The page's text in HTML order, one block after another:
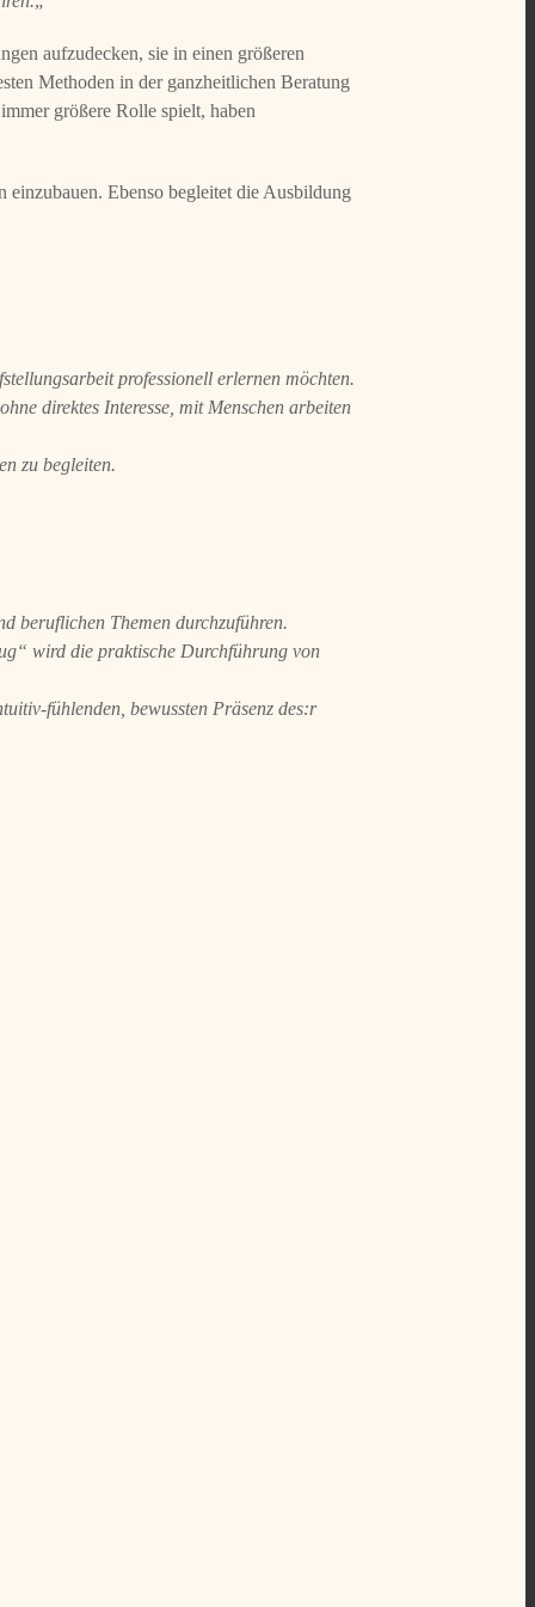
aufzudecken, sie in einen größeren
Methoden in der ganzheitlichen Beratung
größere Rolle spielt, haben
Ebenso begleitet die Ausbildung
professionell erlernen möchten.
direktes Interesse, mit Menschen arbeiten
zu begleiten.
beruflichen Themen durchzuführen.
wird die praktische Durchführung von
fühlenden, bewussten Präsenz des:r